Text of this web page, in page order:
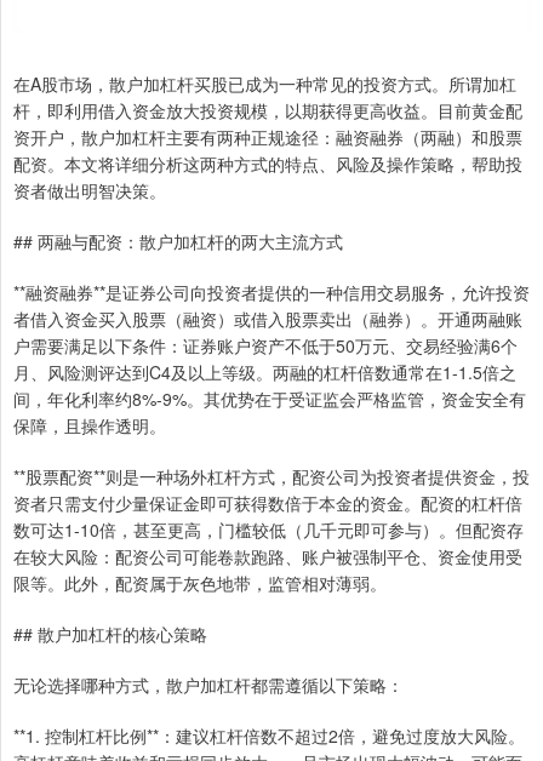
在A股市场，散户加杠杆买股已成为一种常见的投资方式。所谓加杠
杆，即利用借入资金放大投资规模，以期获得更高收益。目前黄金配
资开户，散户加杠杆主要有两种正规途径：融资融券（两融）和股票
配资。本文将详细分析这两种方式的特点、风险及操作策略，帮助投
资者做出明智决策。
## 两融与配资：散户加杠杆的两大主流方式
**融资融券**是证券公司向投资者提供的一种信用交易服务，允许投资
者借入资金买入股票（融资）或借入股票卖出（融券）。开通两融账
户需要满足以下条件：证券账户资产不低于50万元、交易经验满6个
月、风险测评达到C4及以上等级。两融的杠杆倍数通常在1-1.5倍之
间，年化利率约8%-9%。其优势在于受证监会严格监管，资金安全有
保障，且操作透明。
**股票配资**则是一种场外杠杆方式，配资公司为投资者提供资金，投
资者只需支付少量保证金即可获得数倍于本金的资金。配资的杠杆倍
数可达1-10倍，甚至更高，门槛较低（几千元即可参与）。但配资存
在较大风险：配资公司可能卷款跑路、账户被强制平仓、资金使用受
限等。此外，配资属于灰色地带，监管相对薄弱。
## 散户加杠杆的核心策略
无论选择哪种方式，散户加杠杆都需遵循以下策略：
**1. 控制杠杆比例**：建议杠杆倍数不超过2倍，避免过度放大风险。